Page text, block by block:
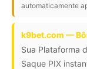
automaticamente
k9bet.com —
Sua Plataforma
Saque PIX